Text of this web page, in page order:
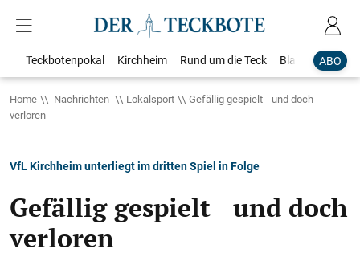
ABO
Teckbotenpokal Kirchheim Rund um die Teck Blaulicht
Home Nachrichten Lokalsport
Gefällig gespielt und doch
verloren
VfL Kirchheim unterliegt im dritten Spiel in Folge
Gefällig gespielt und doch
verloren